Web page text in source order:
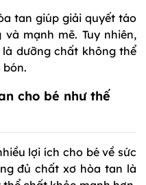
tan giúp giải quyết táo
mạnh mẽ. Tuy nhiên,
dưỡng chất không thể
bón.
cho bé như thế
lợi ích cho bé về sức
đủ chất xơ hòa tan là